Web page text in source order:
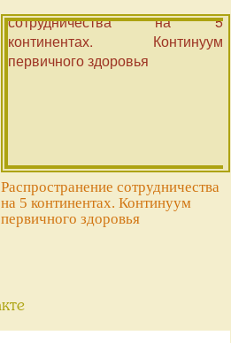
Распространение сотрудничества
на 5 континентах. Континуум
первичного здоровья